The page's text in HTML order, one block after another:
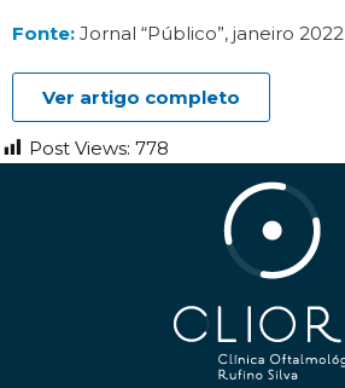
Fonte: Jornal “Público”, janeiro 2022
Ver artigo completo
Post Views: 778